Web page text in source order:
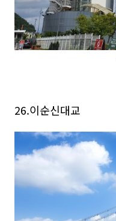
26.이순신대교